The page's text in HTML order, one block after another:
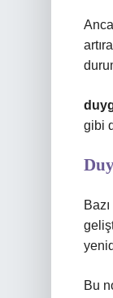
gibi
Bu